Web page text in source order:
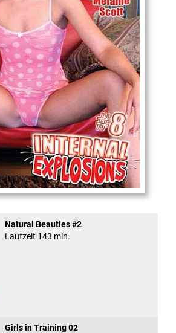
Natural Beauties #2
Laufzeit 143 min.
Girls in Training 02